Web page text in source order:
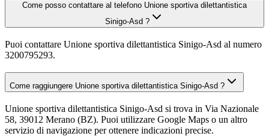
Come posso contattare al telefono Unione sportiva dilettantistica
Sinigo-Asd ?
Puoi contattare Unione sportiva dilettantistica Sinigo-Asd al numero
3200795293.
Come raggiungere Unione sportiva dilettantistica Sinigo-Asd ?
Unione sportiva dilettantistica Sinigo-Asd si trova in Via Nazionale
58, 39012 Merano (BZ). Puoi utilizzare Google Maps o un altro
servizio di navigazione per ottenere indicazioni precise.